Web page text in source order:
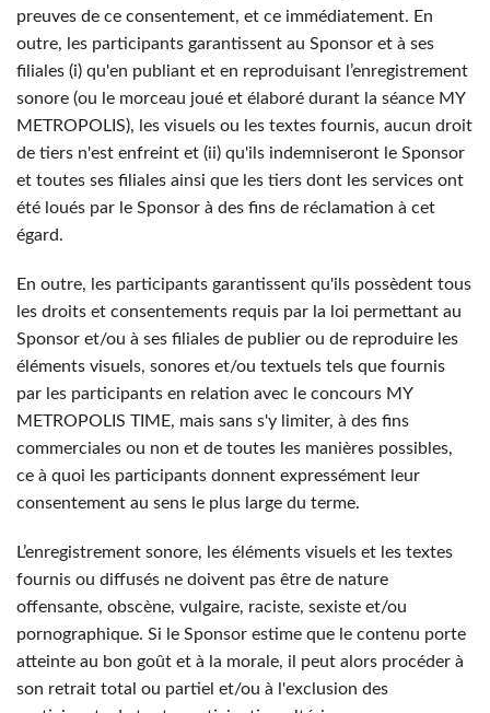
preuves de ce consentement, et ce immédiatement. En
outre, les participants garantissent au Sponsor et à ses
filiales (i) qu'en publiant et en reproduisant l’enregistrement
sonore (ou le morceau joué et élaboré durant la séance MY
METROPOLIS), les visuels ou les textes fournis, aucun droit
de tiers n'est enfreint et (ii) qu'ils indemniseront le Sponsor
et toutes ses filiales ainsi que les tiers dont les services ont
été loués par le Sponsor à des fins de réclamation à cet
égard.
En outre, les participants garantissent qu'ils possèdent tous
les droits et consentements requis par la loi permettant au
Sponsor et/ou à ses filiales de publier ou de reproduire les
éléments visuels, sonores et/ou textuels tels que fournis
par les participants en relation avec le concours MY
METROPOLIS TIME, mais sans s'y limiter, à des fins
commerciales ou non et de toutes les manières possibles,
ce à quoi les participants donnent expressément leur
consentement au sens le plus large du terme.
L’enregistrement sonore, les éléments visuels et les textes
fournis ou diffusés ne doivent pas être de nature
offensante, obscène, vulgaire, raciste, sexiste et/ou
pornographique. Si le Sponsor estime que le contenu porte
atteinte au bon goût et à la morale, il peut alors procéder à
son retrait total ou partiel et/ou à l'exclusion des